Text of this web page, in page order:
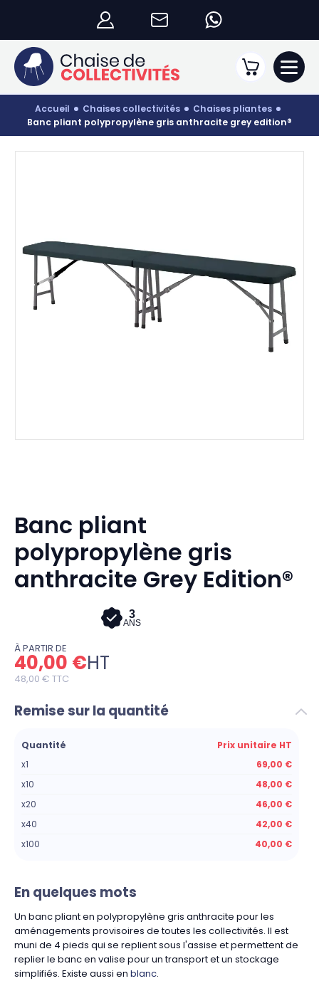
accueil chaises collectivités
chaises pliantes
banc pliant polypropylène gris anthracite grey edition®
Banc pliant
polypropylène gris
anthracite Grey Edition®
3
ANS
À PARTIR DE
40,00 €HT
48,00 € TTC
Remise sur la quantité
Quantité
Prix unitaire HT
x1
69,00 €
x10
48,00 €
x20
46,00 €
x40
42,00 €
x100
40,00 €
En quelques mots
Un banc pliant en polypropylène gris anthracite pour les
aménagements provisoires de toutes les collectivités. Il est
muni de 4 pieds qui se replient sous l'assise et permettent de
replier le banc en valise pour un transport et un stockage
simplifiés. Existe aussi en blanc.